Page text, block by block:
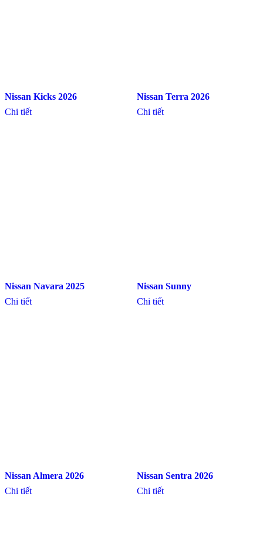
Nissan Kicks 2026
Chi tiết
Nissan Terra 2026
Chi tiết
Nissan Navara 2025
Chi tiết
Nissan Sunny
Chi tiết
Nissan Almera 2026
Chi tiết
Nissan Sentra 2026
Chi tiết